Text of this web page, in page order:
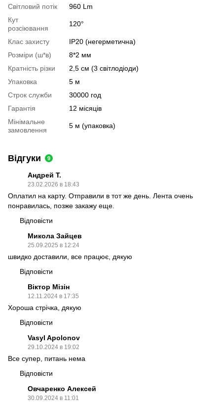
Світловий потік
960 Lm
Кут
розсіювання
120°
Клас захисту
IP20 (негерметична)
Розміри (ш*в)
8*2 мм
Кратність різки
2,5 см (3 світлодіоди)
Упаковка
5 м
Строк служби
30000 год
Гарантія
12 місяців
Мінімальне
замовлення
5 м (упаковка)
Відгуки 9
Андрей Т.
23.02.2026 в 18:43
Оплатил на карту. Отправили в тот же день. Лента очень
понравилась, позже закажу еще.
Відповісти
Микола Зайцев
25.09.2025 в 12:24
швидко доставили, все працює, дякую
Відповісти
Віктор Мізін
12.11.2024 в 17:35
Хороша стрічка, дякую
Відповісти
Vasyl Apolonov
29.10.2024 в 19:02
Все супер, питань нема
Відповісти
Овчаренко Алексей
30.09.2024 в 11:01